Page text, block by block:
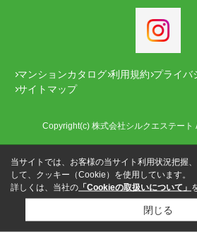
マンションカタログ 利用規約 プライバ
サイトマップ
Copyright(c) 株式会社シルクエステー
当サイトでは、お客様の当サイト利用状況把握
して、クッキー（Cookie）を使用しています。
詳しくは、当社の 「Cookieの取扱いについて」
閉じる